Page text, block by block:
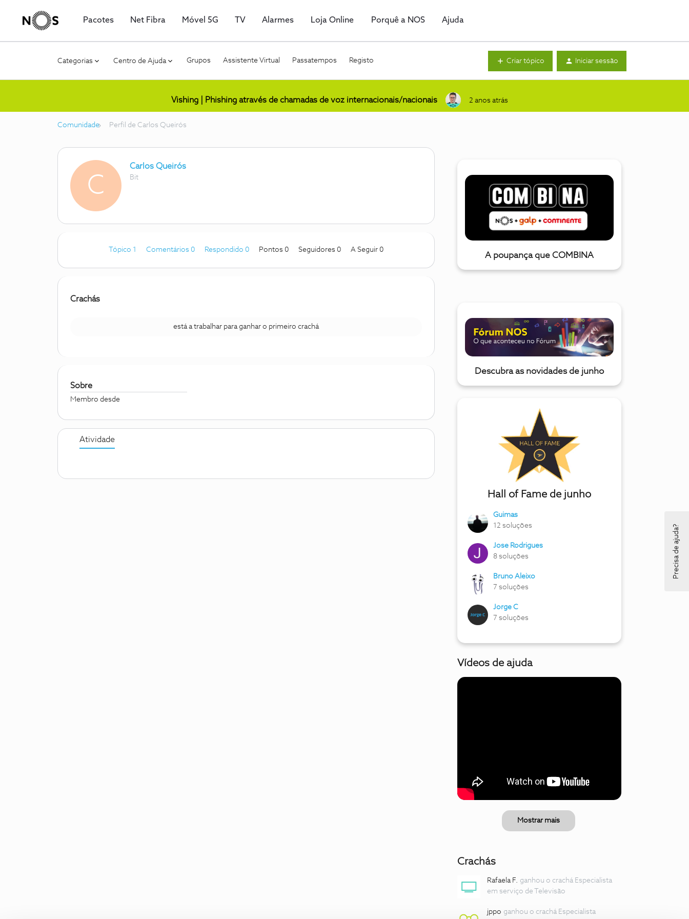
Pacotes Net Fibra Móvel 5G TV Alarmes Loja Online Porquê a NOS Ajuda
Categorias Centro de Ajuda Grupos Assistente Virtual Passatempos Registo Criar tópico Iniciar sessão
Vishing | Phishing através de chamadas de voz internacionais/nacionais 2 anos atrás
Comunidade Perfil de Carlos Queirós
C
Carlos Queirós
Bit
Tópico 1 Comentários 0 Respondido 0 Pontos 0 Seguidores 0 A Seguir 0
Crachás
está a trabalhar para ganhar o primeiro crachá
Sobre
Membro desde
Atividade
A poupança que COMBINA
Descubra as novidades de junho
Hall of Fame de junho
Guimas
12 soluções
Jose Rodrigues
8 soluções
Bruno Aleixo
7 soluções
Jorge C
7 soluções
Vídeos de ajuda
Mostrar mais
Crachás
Rafaela F. ganhou o crachá Especialista
em serviço de Televisão
jppo ganhou o crachá Especialista
Precisa de ajuda?